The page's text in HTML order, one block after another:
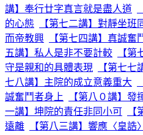
講】奉行廿字真言就是盡人道
的心態
【第七二講】對靜坐班
而帝教興
【第七四講】真誠
五講】私人是非不要計較
【
守是親和的具體表現
【第七
七八講】主院的成立意義重大
誠奮鬥者身上
【第八０講】
一講】坤院的責任非同小可
遠離
【第八三講】響應〈皇誥